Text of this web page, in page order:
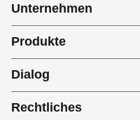
Unternehmen
Produkte
Dialog
Rechtliches